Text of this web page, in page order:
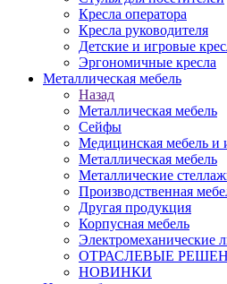
Кресла оператора
Кресла руководителя
Детские и игровые
Эргономичные кресла
Металлическая мебель
Назад
Металлическая мебель
Сейфы
Медицинская мебель и
Металлическая мебель
Металлические
Производственная
Другая продукция
Корпусная мебель
Электромеханические
ОТРАСЛЕВЫЕ
НОВИНКИ